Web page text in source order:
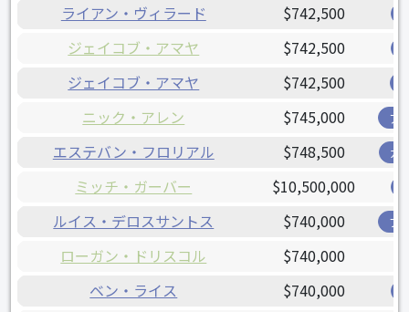
ライアン・ヴィラード $742,500
ジェイコブ・アマヤ $742,500
ジェイコブ・アマヤ $742,500
ニック・アレン $745,000 ア
エステバン・フロリアル $748,500 ガ
ミッチ・ガーバー $10,500,000
ルイス・デロスサントス $740,000 ブ
ローガン・ドリスコル
$740,000
ベン・ライス
$740,000